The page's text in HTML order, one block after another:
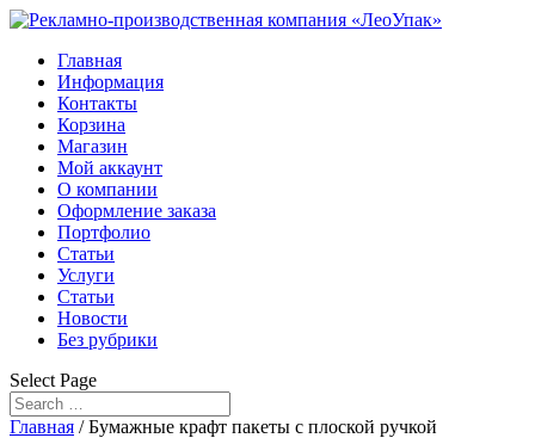
Главная
Информация
Контакты
Корзина
Магазин
Мой аккаунт
О компании
Оформление заказа
Портфолио
Статьи
Услуги
Статьи
Новости
Без рубрики
Select Page
Главная / Бумажные крафт пакеты с плоской ручкой